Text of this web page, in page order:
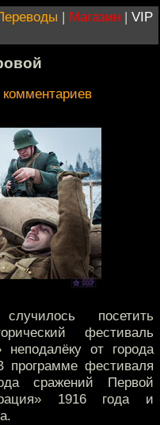
| Магазин | VIP
комментариев
посетить
фестиваль
от города
программе фестиваля
сражений Первой
1916 года и